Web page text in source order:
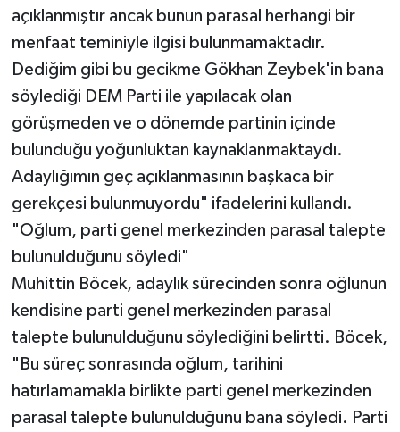
açıklanmıştır ancak bunun parasal herhangi bir
menfaat teminiyle ilgisi bulunmamaktadır.
Dediğim gibi bu gecikme Gökhan Zeybek'in bana
söylediği DEM Parti ile yapılacak olan
görüşmeden ve o dönemde partinin içinde
bulunduğu yoğunluktan kaynaklanmaktaydı.
Adaylığımın geç açıklanmasının başkaca bir
gerekçesi bulunmuyordu" ifadelerini kullandı.
"Oğlum, parti genel merkezinden parasal talepte
bulunulduğunu söyledi"
Muhittin Böcek, adaylık sürecinden sonra oğlunun
kendisine parti genel merkezinden parasal
talepte bulunulduğunu söylediğini belirtti. Böcek,
"Bu süreç sonrasında oğlum, tarihini
hatırlamamakla birlikte parti genel merkezinden
parasal talepte bulunulduğunu bana söyledi. Parti